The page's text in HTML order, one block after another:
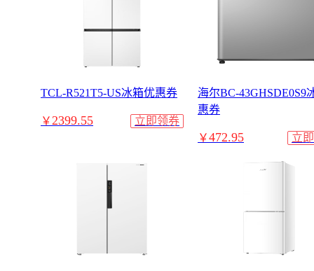
TCL-R521T5-US冰箱优惠券
￥2399.55 立即领券
海尔BC-43GHSDE0S9
惠券
￥472.95 立